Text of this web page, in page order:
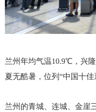
兰州年均气温10.9℃，兴
夏无酷暑，位列“中国十
兰州的青城、连城、金崖